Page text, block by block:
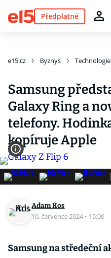
Předplatné
e15.cz Byznys
Samsung
Galaxy Ring a
telefony.
kopíruje Apple
Adam Kos
10. července 2024 · 15:00
Samsung na středeční